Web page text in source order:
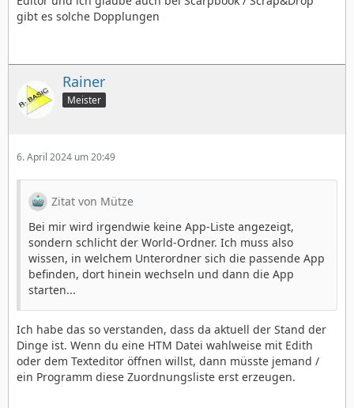
gibt es solche Dopplungen
Rainer
Meister
6. April 2024 um 20:49
Zitat von Mütze
Bei mir wird irgendwie keine App-Liste angezeigt,
sondern schlicht der World-Ordner. Ich muss also
wissen, in welchem Unterordner sich die passende App
befinden, dort hinein wechseln und dann die App
starten...
Ich habe das so verstanden, dass da aktuell der Stand der
Dinge ist. Wenn du eine HTM Datei wahlweise mit Edith
oder dem Texteditor öffnen willst, dann müsste jemand /
ein Programm diese Zuordnungsliste erst erzeugen.